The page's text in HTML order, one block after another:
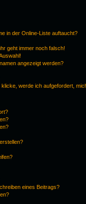
in der Online-Liste auftaucht?
geht immer noch falsch!
angezeigt werden?
werde ich aufgefordert,
eines Beitrags?